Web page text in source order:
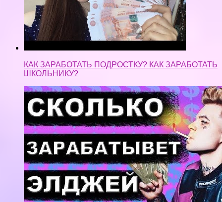
КАК ЗАРАБОТАТЬ ПОДРОСТКУ? КАК ЗАРАБОТАТЬ
ШКОЛЬНИКУ?